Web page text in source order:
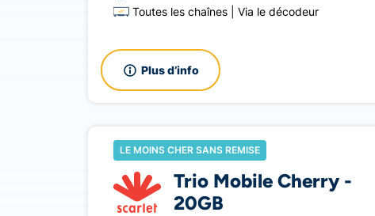
Toutes les chaînes
Via le décodeur
Plus d’info
LE MOINS CHER SANS REMISE
Trio Mobile Cherry -
20GB